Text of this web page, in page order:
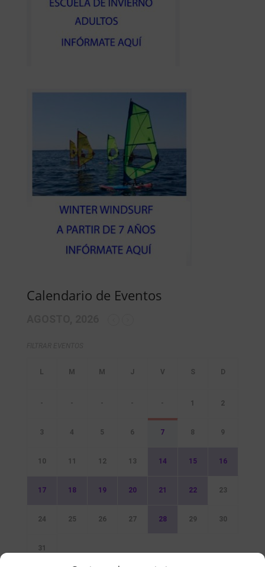
Calendario de Eventos
- - - - - 1 2
3 4 5 6 7 8 9
10 11 12 13 14 15 16
17 18 19 20 21 22 23
24 25 26 27 28 29 30
31